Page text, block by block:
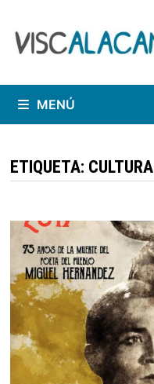
contenido
MENÚ
ETIQUETA: CULTURA